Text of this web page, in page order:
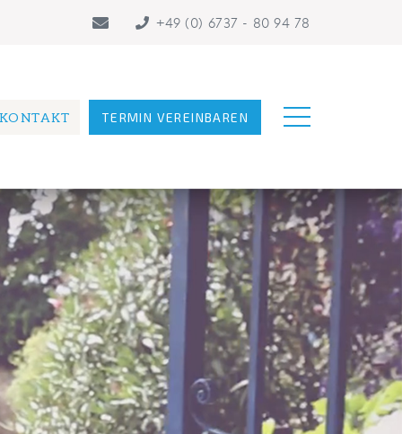
+49 (0) 6737 - 80 94 78
KONTAKT TERMIN VEREINBAREN